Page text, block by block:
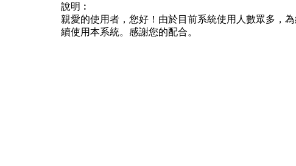
說明︰
親愛的使用者，您好！由於目前系統使用人數眾多，
續使用本系統。感謝您的配合。